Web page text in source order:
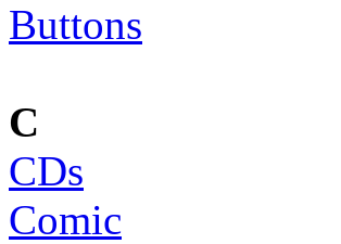
Buttons
C
CDs
Comic